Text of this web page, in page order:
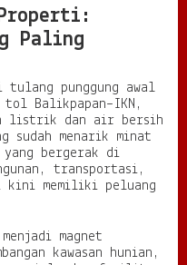
Paling
punggung awal
tol Balikpapan–IKN,
listrik dan air bersih
sudah menarik minat
yang bergerak di
transportasi,
kini memiliki peluang
magnet
kawasan hunian,